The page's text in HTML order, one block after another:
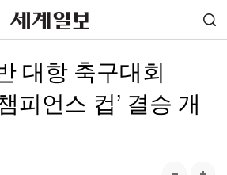
대항 축구대회
피언스 컵’ 결승 개